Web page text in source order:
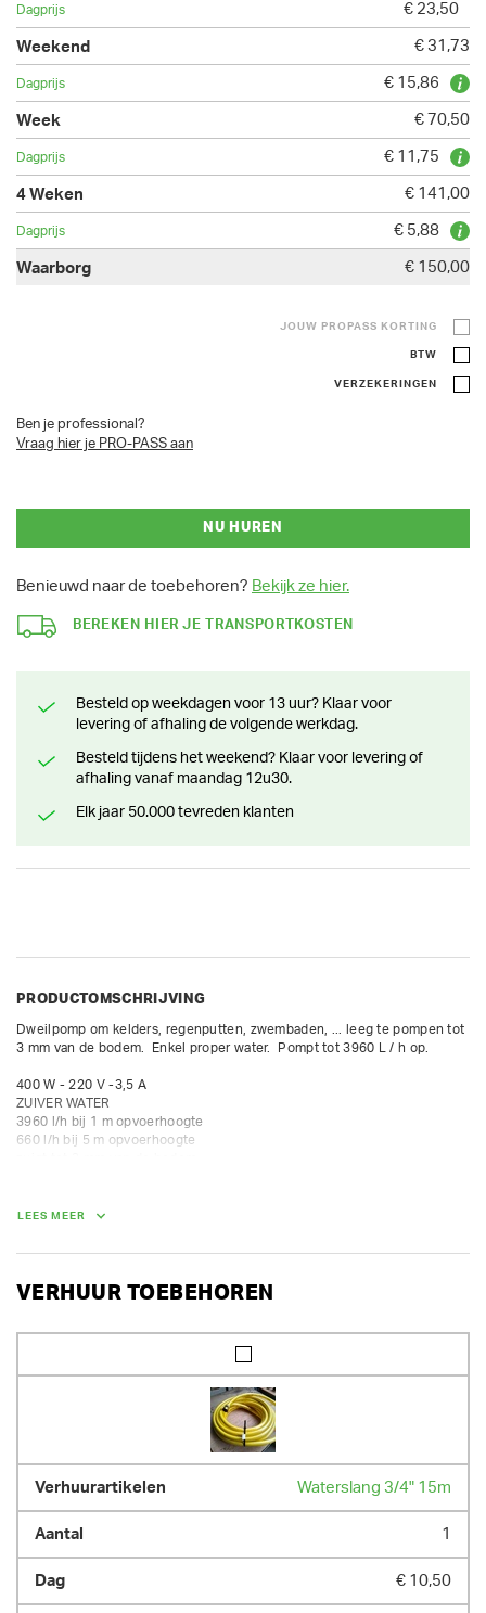
€ 23,50
€ 31,73
€ 15,86
€ 70,50
€ 11,75
€ 141,00
€ 5,88
€ 150,00
JOUW PROPASS KORTING
BTW
VERZEKERINGEN
Ben je professional?
Vraag hier je PRO-PASS aan
NU HUREN
Benieuwd naar de toebehoren? Bekijk ze hier.
BEREKEN HIER JE TRANSPORTKOSTEN
Besteld op weekdagen voor 13 uur? Klaar voor
levering of afhaling de volgende werkdag.
Besteld tijdens het weekend? Klaar voor levering of
afhaling vanaf maandag 12u30.
Elk jaar 50.000 tevreden klanten
PRODUCTOMSCHRIJVING
Dweilpomp om kelders, regenputten, zwembaden, ... leeg te pompen tot
3 mm van de bodem.  Enkel proper water.  Pompt tot 3960 L / h op.
400 W - 220 V -3,5 A
ZUIVER WATER
3960 l/h bij 1 m opvoerhoogte
660 l/h bij 5 m opvoerhoogte
LEES MEER
VERHUUR TOEBEHOREN
Waterslang 3/4" 15m
1
€ 10,50